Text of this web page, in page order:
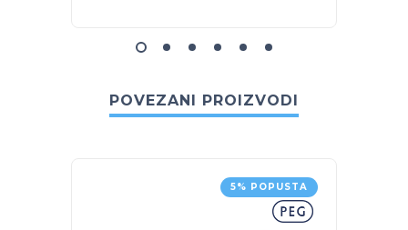
POVEZANI PROIZVODI
5% POPUSTA